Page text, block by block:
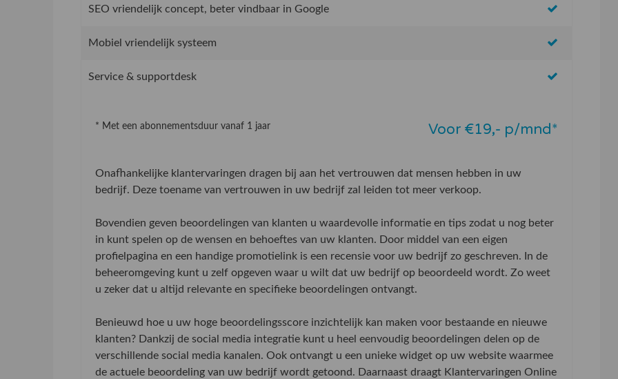
SEO vriendelijk concept, beter vindbaar in Google
Mobiel vriendelijk systeem
Service & supportdesk
* Met een abonnementsduur vanaf 1 jaar Voor €19,- p/mnd*
Onafhankelijke klantervaringen dragen bij aan het vertrouwen dat mensen hebben in uw
bedrijf. Deze toename van vertrouwen in uw bedrijf zal leiden tot meer verkoop.
Bovendien geven beoordelingen van klanten u waardevolle informatie en tips zodat u nog beter
in kunt spelen op de wensen en behoeftes van uw klanten. Door middel van een eigen
profielpagina en een handige promotielink is een recensie voor uw bedrijf zo geschreven. In de
beheeromgeving kunt u zelf opgeven waar u wilt dat uw bedrijf op beoordeeld wordt. Zo weet
u zeker dat u altijd relevante en specifieke beoordelingen ontvangt.
Benieuwd hoe u uw hoge beoordelingsscore inzichtelijk kan maken voor bestaande en nieuwe
klanten? Dankzij de social media integratie kunt u heel eenvoudig beoordelingen delen op de
verschillende social media kanalen. Ook ontvangt u een unieke widget op uw website waarmee
de actuele beoordeling van uw bedrijf wordt getoond. Daarnaast draagt Klantervaringen Online